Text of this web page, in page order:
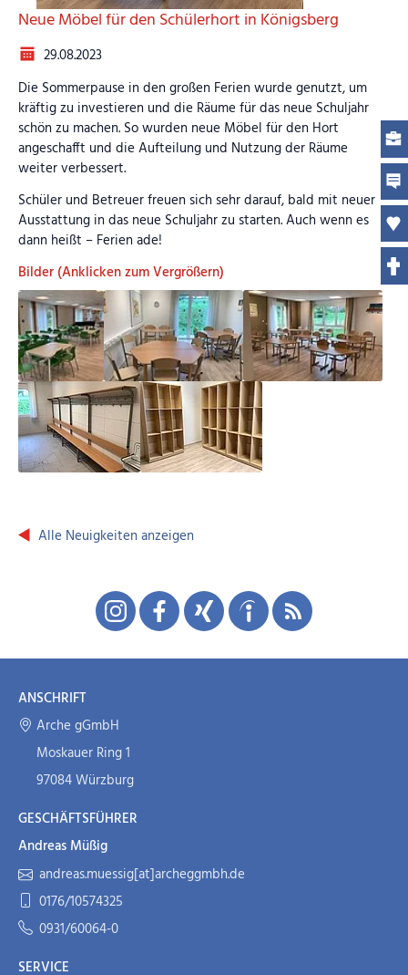
Neue Möbel für den Schülerhort in Königsberg
29.08.2023
Die Sommerpause in den großen Ferien wurde genutzt, um
kräftig zu investieren und die Räume für das neue Schuljahr
schön zu machen. So wurden neue Möbel für den Hort
angeschafft und die Aufteilung und Nutzung der Räume
weiter verbessert.
Schüler und Betreuer freuen sich sehr darauf, bald mit neuer
Ausstattung in das neue Schuljahr zu starten. Auch wenn es
dann heißt – Ferien ade!
Bilder (Anklicken zum Vergrößern)
Alle Neuigkeiten anzeigen
ANSCHRIFT
Arche gGmbH
Moskauer Ring 1
97084 Würzburg
GESCHÄFTSFÜHRER
Andreas Müßig
andreas.muessig[at]archeggmbh.de
0176/10574325
0931/60064-0
SERVICE